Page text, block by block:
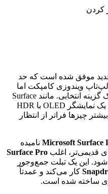
کردن
موفق شده است که حد
ویندوزی کامپکت اما
کامل را پر کند، با کیبورد به عنوان یک گزینه انتخابی. مانند Surface
Go قدیمی و ضعیف – اما عالی! من یک نمایشگر OLED با HDR
چیزها فراتر از انتظار
Microsoft Surface نامیده
قدیمی‌تر، اغلب Surface Pro
این یک تبلت جمع‌وجور
کار می‌کند و عمدتاً
ساخته شده است.